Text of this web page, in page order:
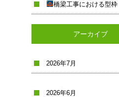
橋梁工事における型枠
アーカイブ
2026年7月
2026年6月